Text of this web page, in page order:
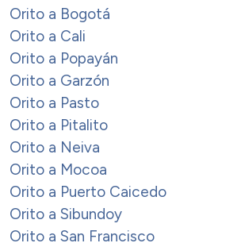
Orito a Bogotá
Orito a Cali
Orito a Popayán
Orito a Garzón
Orito a Pasto
Orito a Pitalito
Orito a Neiva
Orito a Mocoa
Orito a Puerto Caicedo
Orito a Sibundoy
Orito a San Francisco